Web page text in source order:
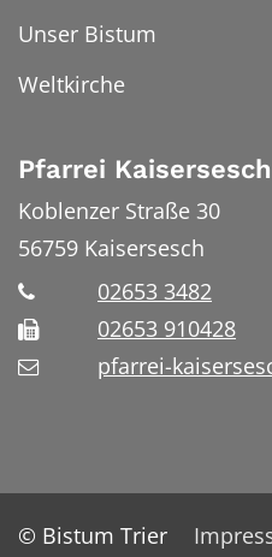
Unser Bistum
Weltkirche
Pfarrei
Koblenzer Straße 30
56759 Kaisersesch
02653 3482
02653 910428
pfarrei-
© Bistum Trier